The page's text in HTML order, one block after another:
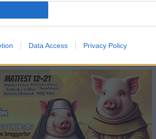
Data Access Privacy Policy
mycket. Men det här har fungerat bra
är att vi kan leverera så fräsch öl som